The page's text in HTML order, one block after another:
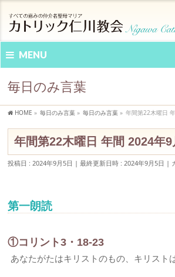
MENU
毎日のみ言葉
HOME » 毎日のみ言葉 » 毎日のみ言葉 » 年間第22木曜日
年間第22木曜日 年間 2024年9
投稿日 : 2024年9月5日 最終更新日時 : 2024年9月5日
第一朗読
①コリント3・18-23
あなたがたはキリストのもの、キリスト